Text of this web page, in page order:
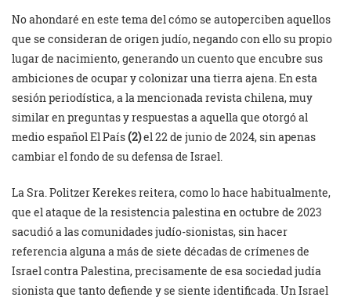
No ahondaré en este tema del cómo se autoperciben aquellos
que se consideran de origen judío, negando con ello su propio
lugar de nacimiento, generando un cuento que encubre sus
ambiciones de ocupar y colonizar una tierra ajena. En esta
sesión periodística, a la mencionada revista chilena, muy
similar en preguntas y respuestas a aquella que otorgó al
medio español El País(2)el 22 de junio de 2024, sin apenas
cambiar el fondo de su defensa de Israel.
La Sra. Politzer Kerekes reitera, como lo hace habitualmente,
que el ataque de la resistencia palestina en octubre de 2023
sacudió a las comunidades judío-sionistas, sin hacer
referencia alguna a más de siete décadas de crímenes de
Israel contra Palestina, precisamente de esa sociedad judía
sionista que tanto defiende y se siente identificada. Un Israel